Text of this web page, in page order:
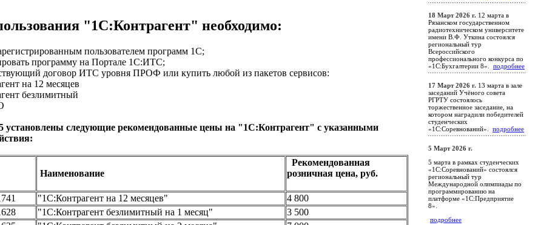
"1С:Контрагент" необходимо:
пользователем программ 1С;
программу на Портале 1С:ИТС;
договор ИТС уровня ПРОФ или купить любой из пакетов сервисов:
на 12 месяцев
безлимитный
установлены следующие рекомендованные цены на "1С:Контрагент" с указанными
Наименование
Рекомендованная
розничная цена, руб.
"1С:Контрагент на 12 месяцев"
4 800
"1С:Контрагент безлимитный на 1 месяц"
3 500
18 Март 2026 г. 12 марта в
Рязанском государственном
радиотехническом университете
имени В.Ф. Уткина состоялся
региональный тур
Всероссийского
профессионального конкурса по
«1С:Бухгалтерии 8». подробнее
17 Март 2026 г. 13 марта в зале
заседаний Учёного совета
РГРТУ состоялось
торжественное заседание, на
котором наградили победителей
студенческих
«1С:Соревнований». подробнее
5 Март 2026 г.
5 марта в рамках студенческих
«1С:Соревнований» состоялся
региональный тур
Международной олимпиады по
программированию на
платформе «1С:Предприятие
8».
подробнее